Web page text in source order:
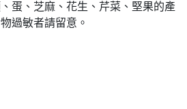
蛋、芝麻、花生、芹菜、堅果的產
過敏者請留意。